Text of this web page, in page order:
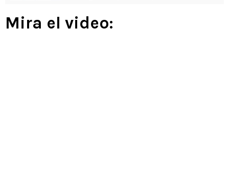
importante es sostener su cabeza”
Mira el video: